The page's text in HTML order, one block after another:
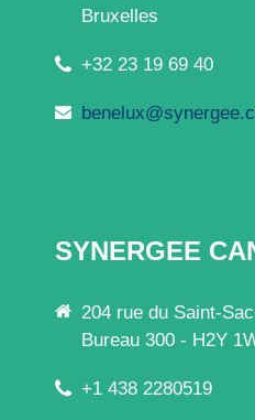
Bruxelles
+32 23 19 69 40
SYNERGEE
204 rue du Saint-
Bureau 300 - H2Y
+1 438 2280519